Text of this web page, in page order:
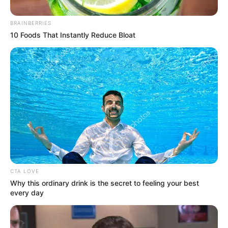
Pixabay - Archivo Alerta
Ciudadanos se ahorrarían lo de la luz
Por:Jhonatan Bello Florez
Marzo 23, 2025
BRAINBERRIES
10 Foods That Instantly Reduce Bloat
CTA LOVE
Why this ordinary drink is the secret to feeling your best
every day